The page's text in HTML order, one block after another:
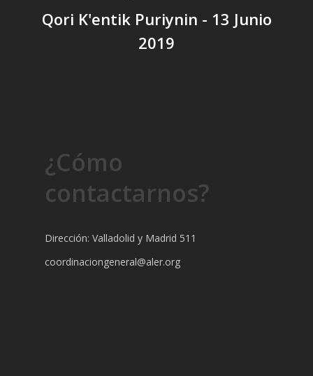
Qori K'entik Puriynin - 13 Junio
2019
¿Cómo
contactarnos?
Dirección: Valladolid y Madrid 511
coordinaciongeneral@aler.org